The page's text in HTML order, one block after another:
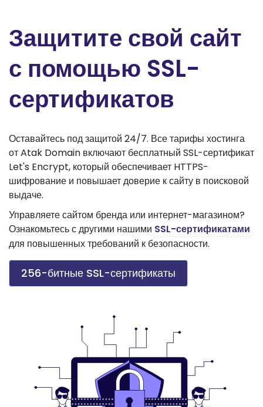
Защитите свой сайт
с помощью SSL-
сертификатов
Оставайтесь под защитой 24/7. Все тарифы хостинга
от Atak Domain включают бесплатный SSL-сертификат
Let's Encrypt, который обеспечивает HTTPS-
шифрование и повышает доверие к сайту в поисковой
выдаче.
Управляете сайтом бренда или интернет-магазином?
Ознакомьтесь с другими нашими SSL-сертификатами
для повышенных требований к безопасности.
256-битные SSL-сертификаты